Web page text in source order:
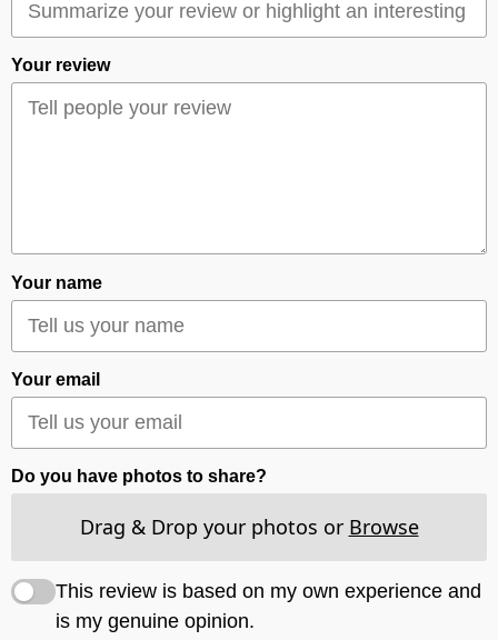
Your review
Your name
Your email
Do you have photos to share?
Drag & Drop your photos or Browse
This review is based on my own experience and
is my genuine opinion.